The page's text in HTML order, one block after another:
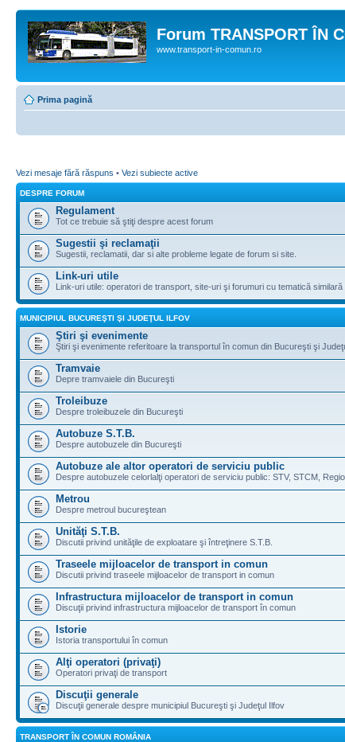
Forum TRANSPORT ÎN
www.transport-in-comun.ro
Prima pagină
Vezi mesaje fără răspuns • Vezi subiecte active
DESPRE FORUM
Regulament
Tot ce trebuie să ştiţi despre acest forum
Sugestii şi reclamaţii
Sugestii, reclamatii, dar si alte probleme legate de forum si site.
Link-uri utile
Link-uri utile: operatori de transport, site-uri şi forumuri cu tematică similară
MUNICIPIUL BUCUREŞTI ŞI JUDEŢUL ILFOV
Ştiri şi evenimente
Ştiri şi evenimente referitoare la transportul în comun din Bucureşti şi
Tramvaie
Depre tramvaiele din Bucureşti
Troleibuze
Despre troleibuzele din Bucureşti
Autobuze S.T.B.
Despre autobuzele din Bucureşti
Autobuze ale altor operatori de serviciu public
Despre autobuzele celorlalţi operatori de serviciu public: STV, STCM,
Metrou
Despre metroul bucureştean
Unităţi S.T.B.
Discutii privind unităţile de exploatare şi întreţinere S.T.B.
Traseele mijloacelor de transport in comun
Discutii privind traseele mijloacelor de transport in comun
Infrastructura mijloacelor de transport in comun
Discuţii privind infrastructura mijloacelor de transport în comun
Istorie
Istoria transportului în comun
Alţi operatori (privaţi)
Operatori privaţi de transport
Discuţii generale
Discuţii generale despre municipiul Bucureşti şi Judeţul Ilfov
TRANSPORT ÎN COMUN ROMÂNIA